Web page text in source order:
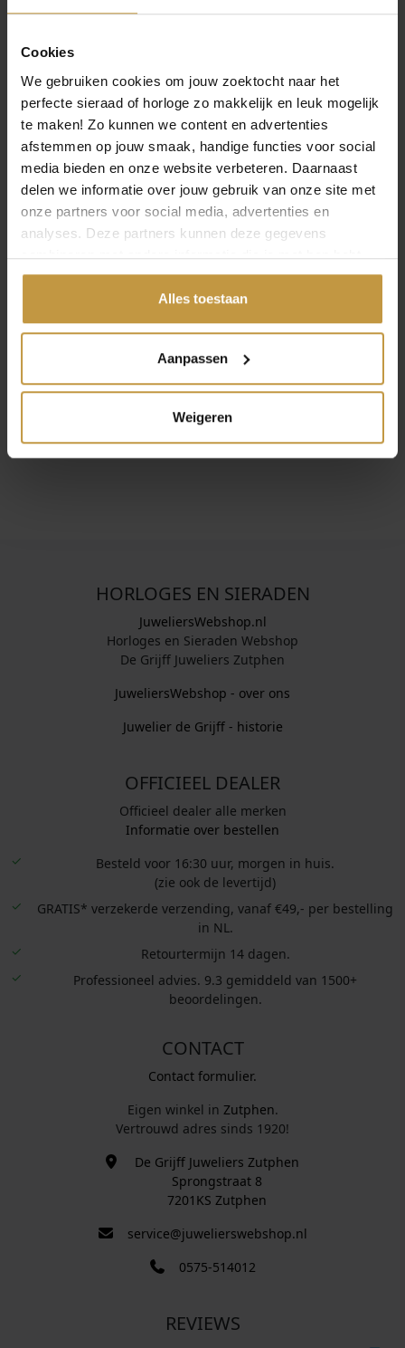
Cookies
We gebruiken cookies om jouw zoektocht naar het
perfecte sieraad of horloge zo makkelijk en leuk mogelijk
te maken! Zo kunnen we content en advertenties
afstemmen op jouw smaak, handige functies voor social
media bieden en onze website verbeteren. Daarnaast
delen we informatie over jouw gebruik van onze site met
onze partners voor social media, advertenties en
analyses. Deze partners kunnen deze gegevens
combineren met andere informatie die je met hen hebt
gedeeld of die ze hebben verzameld via jouw gebruik van
Alles toestaan
Aanpassen
Weigeren
Goede kwaliteit en snelle levering
Specificaties
Over Jaguar Horloges
Geen producten gevonden bij dit merk.
INFORMATIE OVER JAGUAR HORLOGES
Jaguar ontwerpt Zwitserse horloges met kracht en
precisie. De collectie straalt luxe en elegantie uit met oog
voor detail. Perfect voor wie een stijlvol statement wil
maken.
HORLOGES EN SIERADEN
JuweliersWebshop.nl
Horloges en Sieraden Webshop
De Grijff Juweliers Zutphen
JuweliersWebshop - over ons
Juwelier de Grijff - historie
OFFICIEEL DEALER
Officieel dealer alle merken
Informatie over bestellen
Besteld voor 16:30 uur, morgen in huis.
(zie ook de levertijd)
GRATIS* verzekerde verzending, vanaf €49,- per bestelling
in NL.
Retourtermijn 14 dagen.
Professioneel advies. 9.3 gemiddeld van 1500+
beoordelingen.
CONTACT
Contact formulier.
Eigen winkel in Zutphen.
Vertrouwd adres sinds 1920!
De Grijff Juweliers Zutphen
Sprongstraat 8
7201KS Zutphen
service@juwelierswebshop.nl
0575-514012
REVIEWS